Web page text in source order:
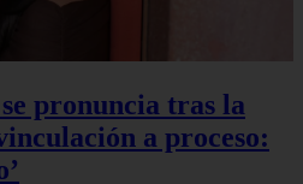
pronuncia tras la
a proceso: